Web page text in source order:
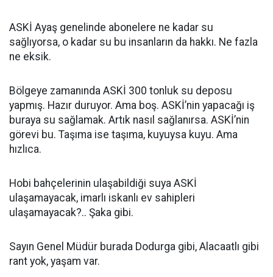
ASKİ Ayaş genelinde abonelere ne kadar su
sağlıyorsa, o kadar su bu insanların da hakkı. Ne fazla
ne eksik.
Bölgeye zamanında ASKİ 300 tonluk su deposu
yapmış. Hazır duruyor. Ama boş. ASKİ’nin yapacağı iş
buraya su sağlamak. Artık nasıl sağlanırsa. ASKİ’nin
görevi bu. Taşıma ise taşıma, kuyuysa kuyu. Ama
hızlıca.
Hobi bahçelerinin ulaşabildiği suya ASKİ
ulaşamayacak, imarlı iskanlı ev sahipleri
ulaşamayacak?.. Şaka gibi.
Sayın Genel Müdür burada Dodurga gibi, Alacaatlı gibi
rant yok, yaşam var.